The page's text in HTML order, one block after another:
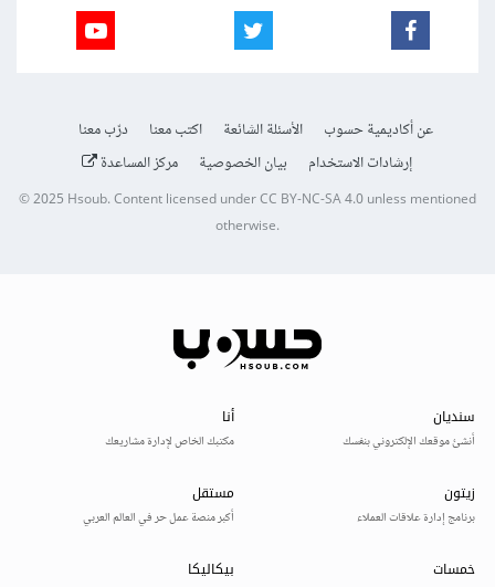
عن أكاديمية حسوب الأسئلة الشائعة اكتب معنا
درّب معنا
إرشادات الاستخدام
بيان الخصوصية مركز المساعدة
© 2025Hsoub.Content licensed underCC BY-NC-SA 4.0unless mentioned
otherwise.